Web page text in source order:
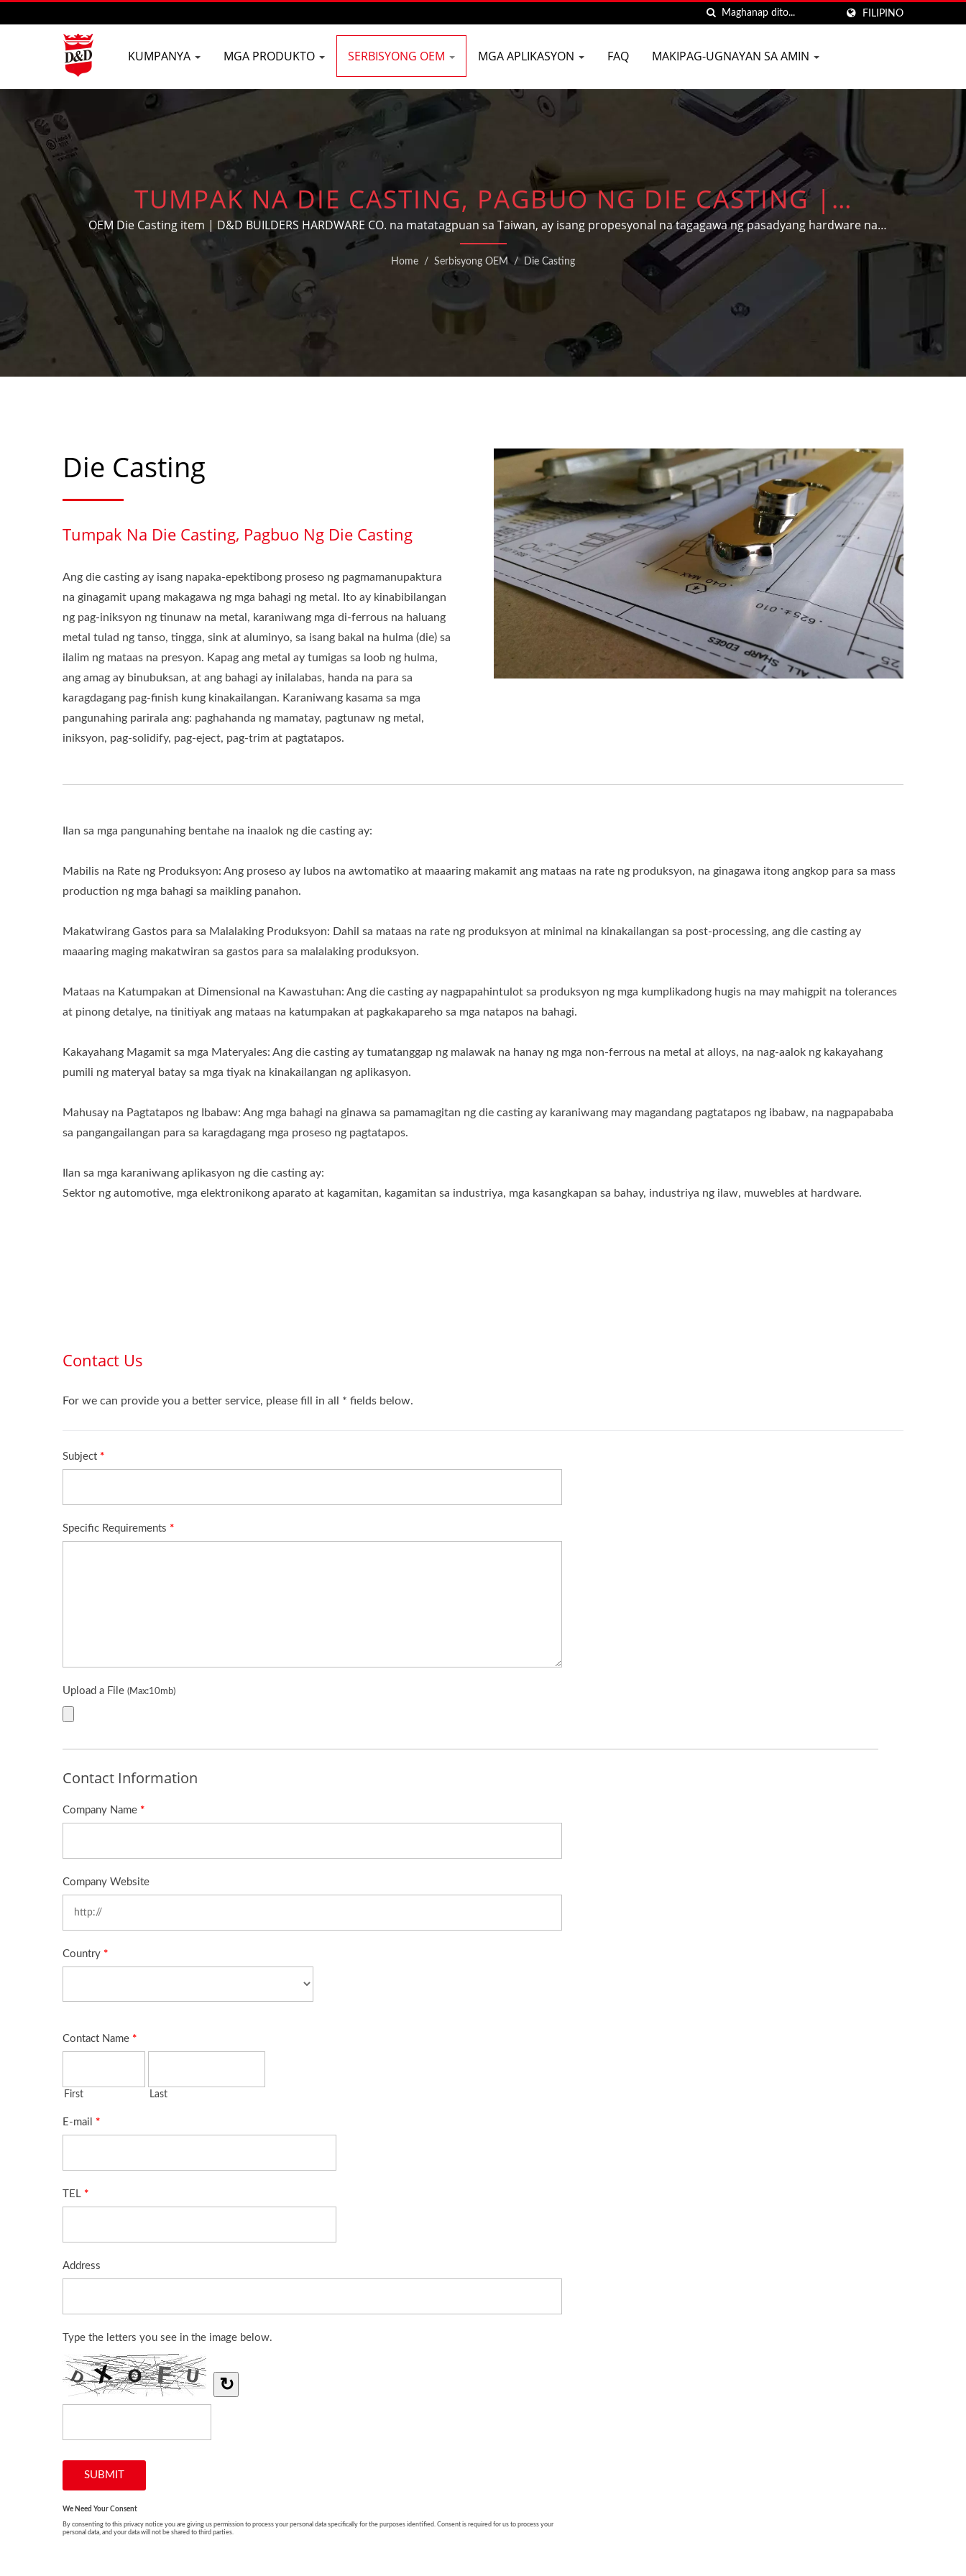
FILIPINO
KUMPANYA MGA PRODUKTO SERBISYONG OEM MGA APLIKASYON FAQ MAKIPAG-UGNAYAN SA AMIN
TUMPAK NA DIE CASTING, PAGBUO NG DIE CASTING |
NANGUNGUNANG SUPPLIER NG DEADLOCKS AT HARDWARE
NG SEGURIDAD SA PINTO
OEM Die Casting item | D&D BUILDERS HARDWARE CO. na matatagpuan sa Taiwan, ay isang propesyonal na tagagawa ng pasadyang hardware na
may mayamang karanasan sa paggawa ng OEM/ODM na hardware para sa pinto at bintana, hardware para sa gusali at mga piyesa ng sasakyan ayon
sa mga indibidwal na pangangailangan at disenyo ng mga customer.
Home / Serbisyong OEM / Die Casting
Die Casting
Tumpak Na Die Casting, Pagbuo Ng Die Casting
Ang die casting ay isang napaka-epektibong proseso ng pagmamanupaktura
na ginagamit upang makagawa ng mga bahagi ng metal. Ito ay kinabibilangan
ng pag-iniksyon ng tinunaw na metal, karaniwang mga di-ferrous na haluang
metal tulad ng tanso, tingga, sink at aluminyo, sa isang bakal na hulma (die) sa
ilalim ng mataas na presyon. Kapag ang metal ay tumigas sa loob ng hulma,
ang amag ay binubuksan, at ang bahagi ay inilalabas, handa na para sa
karagdagang pag-finish kung kinakailangan. Karaniwang kasama sa mga
pangunahing parirala ang: paghahanda ng mamatay, pagtunaw ng metal,
iniksyon, pag-solidify, pag-eject, pag-trim at pagtatapos.
Ilan sa mga pangunahing bentahe na inaalok ng die casting ay:
Mabilis na Rate ng Produksyon: Ang proseso ay lubos na awtomatiko at maaaring makamit ang mataas na rate ng produksyon, na ginagawa itong angkop para sa mass
production ng mga bahagi sa maikling panahon.
Makatwirang Gastos para sa Malalaking Produksyon: Dahil sa mataas na rate ng produksyon at minimal na kinakailangan sa post-processing, ang die casting ay
maaaring maging makatwiran sa gastos para sa malalaking produksyon.
Mataas na Katumpakan at Dimensional na Kawastuhan: Ang die casting ay nagpapahintulot sa produksyon ng mga kumplikadong hugis na may mahigpit na tolerances
at pinong detalye, na tinitiyak ang mataas na katumpakan at pagkakapareho sa mga natapos na bahagi.
Kakayahang Magamit sa mga Materyales: Ang die casting ay tumatanggap ng malawak na hanay ng mga non-ferrous na metal at alloys, na nag-aalok ng kakayahang
pumili ng materyal batay sa mga tiyak na kinakailangan ng aplikasyon.
Mahusay na Pagtatapos ng Ibabaw: Ang mga bahagi na ginawa sa pamamagitan ng die casting ay karaniwang may magandang pagtatapos ng ibabaw, na nagpapababa
sa pangangailangan para sa karagdagang mga proseso ng pagtatapos.
Ilan sa mga karaniwang aplikasyon ng die casting ay:
Sektor ng automotive, mga elektronikong aparato at kagamitan, kagamitan sa industriya, mga kasangkapan sa bahay, industriya ng ilaw, muwebles at hardware.